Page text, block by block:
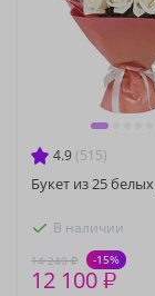
4.9 (515)
Букет из 25
В наличии
14 240 ₽ -15%
12 100 ₽